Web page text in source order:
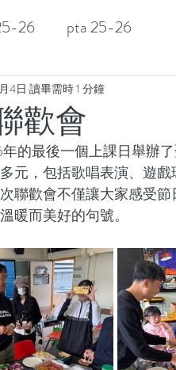
26 pta 25-26
歡會
4日 讀畢需時 1 分鐘
的最後一個上課日舉辦
元，包括歌唱表演、遊
聯歡會不僅讓大家感受
暖而美好的句號。